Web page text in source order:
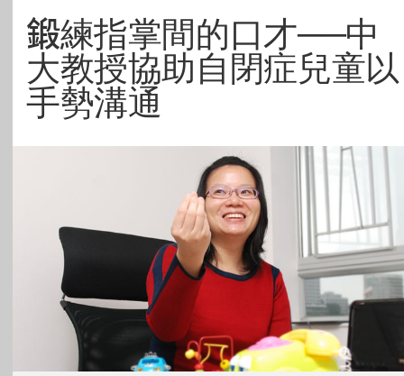
社創薈動 六物窺人
AI：人算不如
機算？
藝士匹靈 雅共賞 字裏科技
所有主題
鍛練指掌間的口才──中
大教授協助自閉症兒童以
手勢溝通